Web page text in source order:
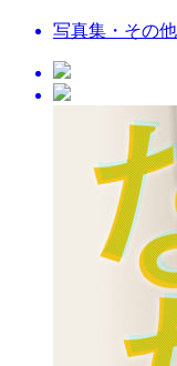
写真集・その他